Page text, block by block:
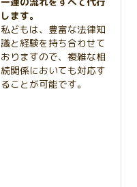
します。
私どもは、豊富な法律知
識と経験を持ち合わせて
おりますので、複雑な相
続関係においても対応す
ることが可能です。